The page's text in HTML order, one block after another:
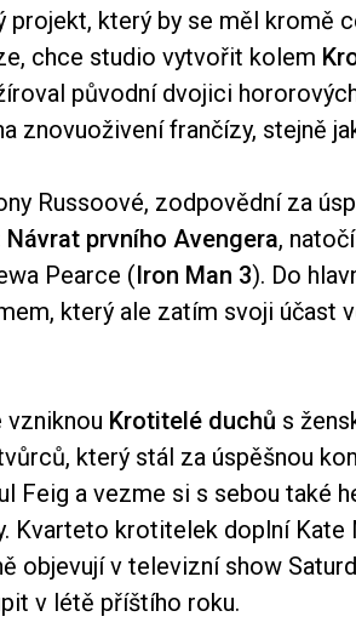
projekt, který by se měl kromě
chce studio vytvořit kolem
původní dvojici
znovuoživení frančízy, stejně
Russoové, zodpovědní za
prvního Avengera,
Pearce (Iron Man 3). Do
který ale zatím svoji účast
Krotitelé duchů s
který stál za úspěšnou
Feig a vezme si s sebou také
Kvarteto krotitelek doplní Kate
objevují v televizní show
v létě příštího roku.